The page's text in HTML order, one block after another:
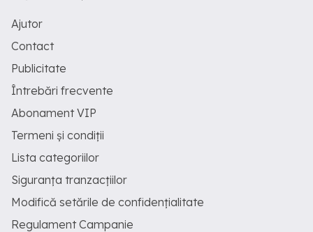
Ajutor
Contact
Publicitate
Întrebări frecvente
Abonament VIP
Termeni și condiții
Lista categoriilor
Siguranța tranzacțiilor
Modifică setările de confidențialitate
Regulament Campanie